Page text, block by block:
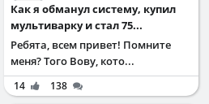
Как я обманул систему, купил
мультиварку и стал 75...
Ребята, всем привет! Помните
меня? Того Вову, кото...
14 138